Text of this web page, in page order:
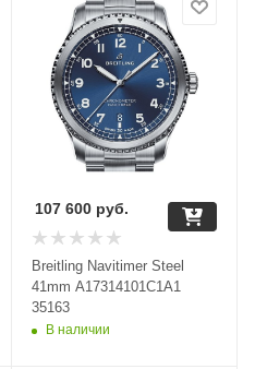
Breitling Navitimer Steel
41mm A17314101C1A1
35163
В наличии
107 600руб.